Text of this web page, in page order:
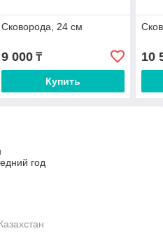
Сковорода, 24 см
9 000₸
Купить
10
год